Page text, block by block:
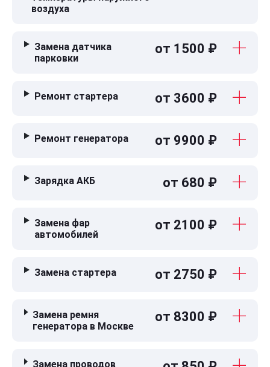
воздуха
Замена датчика
парковки
от 1500 ₽
Ремонт стартера от 3600 ₽
Ремонт генератора от 9900 ₽
Зарядка АКБ от 680 ₽
Замена фар
автомобилей
от 2100 ₽
Замена стартера от 2750 ₽
Замена ремня
генератора в Москве
от 8300 ₽
Замена проводов